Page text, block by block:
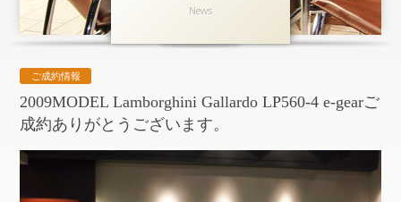
会社概要
お問い合わせ
News
ご成約情報
2009MODEL Lamborghini Gallardo LP560-4 e-gearご
成約ありがとうございます。